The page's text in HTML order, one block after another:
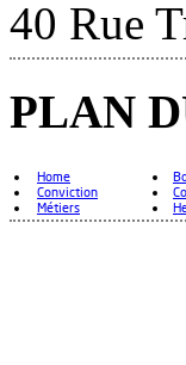
40 Rue
PLAN
Home
Conviction
Métiers